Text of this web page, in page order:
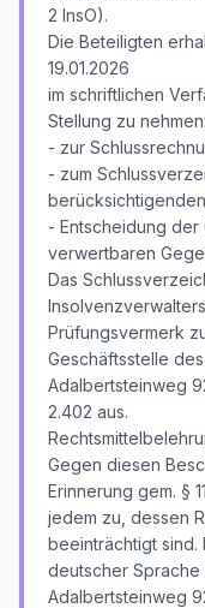
2 InsO).
Die Beteiligten
19.01.2026
im schriftlichen
Stellung zu nehmen:
- zur
- zum
- Entscheidung
verwertbaren
Das
Prüfungsvermerk
Geschäftsstelle
Adalbertsteinweg
2.402 aus.
Gegen diesen
Erinnerung gem. §
jedem zu, dessen
beeinträchtigt sind.
deutscher Sprache
Adalbertsteinweg